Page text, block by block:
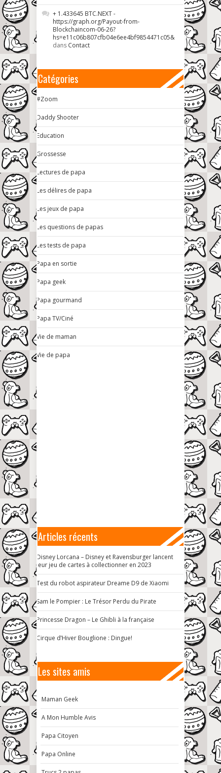
+ 1.433645 BTC.NEXT -
https://graph.org/Payout-from-
Blockchaincom-06-26?
hs=e11c06b807cfb04e6ee4bf9854471c05&
dans Contact
Catégories
#Zoom
Daddy Shooter
Education
Grossesse
Lectures de papa
Les délires de papa
Les jeux de papa
Les questions de papas
Les tests de papa
Papa en sortie
Papa geek
Papa gourmand
Papa TV/Ciné
Vie de maman
Vie de papa
Articles récents
Disney Lorcana – Disney et Ravensburger lancent
leur jeu de cartes à collectionner en 2023
Test du robot aspirateur Dreame D9 de Xiaomi
Sam le Pompier : Le Trésor Perdu du Pirate
Princesse Dragon – Le Ghibli à la française
Cirque d’Hiver Bouglione : Dingue!
Les sites amis
Maman Geek
A Mon Humble Avis
Papa Citoyen
Papa Online